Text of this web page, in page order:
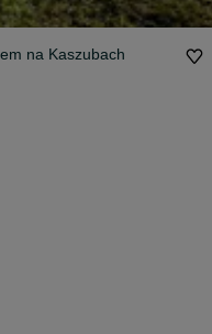
na Kaszubach